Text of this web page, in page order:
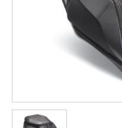
YZF-R3
251~549
Y-
AMT
550+
07
NMAX
150
150
CYGNUS
X